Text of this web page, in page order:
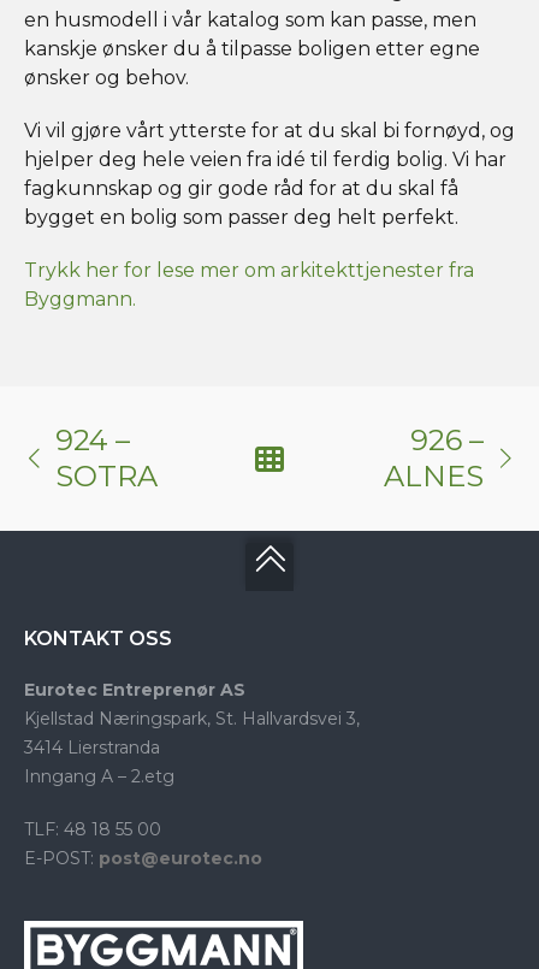
en husmodell i vår katalog som kan passe, men
kanskje ønsker du å tilpasse boligen etter egne
ønsker og behov.
Vi vil gjøre vårt ytterste for at du skal bi fornøyd, og
hjelper deg hele veien fra idé til ferdig bolig. Vi har
fagkunnskap og gir gode råd for at du skal få
bygget en bolig som passer deg helt perfekt.
Trykk her for lese mer om arkitekttjenester fra
Byggmann.
924 –
SOTRA
926 –
ALNES
KONTAKT OSS
Eurotec Entreprenør AS
Kjellstad Næringspark, St. Hallvardsvei 3,
3414 Lierstranda
Inngang A – 2.etg
TLF: 48 18 55 00
E-POST: post@eurotec.no